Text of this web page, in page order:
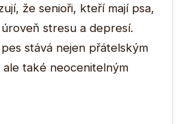
že senioři, kteří mají psa,
stresu a depresí.
stává nejen přátelským
také neocenitelným